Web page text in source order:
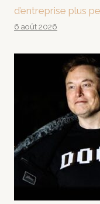
d’entreprise plus
6 août 2026